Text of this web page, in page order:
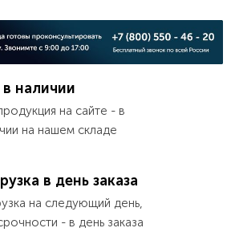
в наличии
на сайте - в
на нашем складе
в день заказа
на следующий день,
- в день заказа